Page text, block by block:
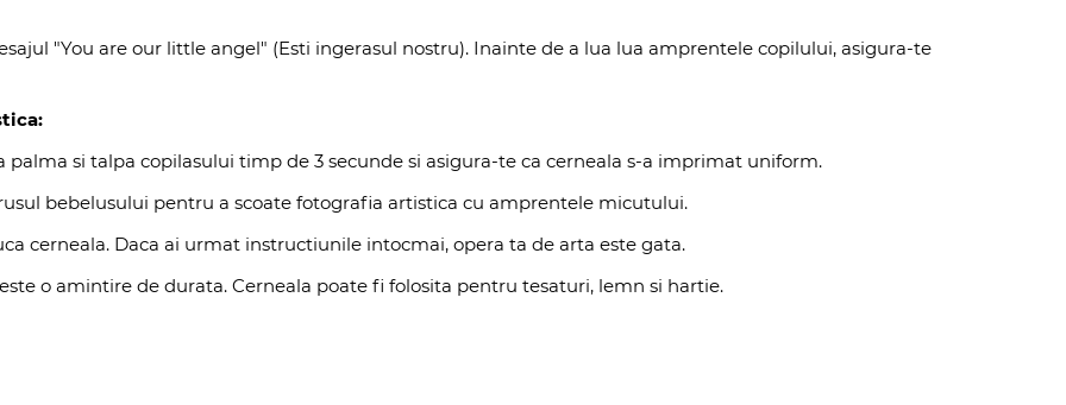
"You are our little angel" (Esti ingerasul nostru). Inainte de a lua lua amprentele copilului, asigura-te
palma si talpa copilasului timp de 3 secunde si asigura-te ca cerneala s-a imprimat uniform.
bebelusului pentru a scoate fotografia artistica cu amprentele micutului.
cerneala. Daca ai urmat instructiunile intocmai, opera ta de arta este gata.
o amintire de durata. Cerneala poate fi folosita pentru tesaturi, lemn si hartie.